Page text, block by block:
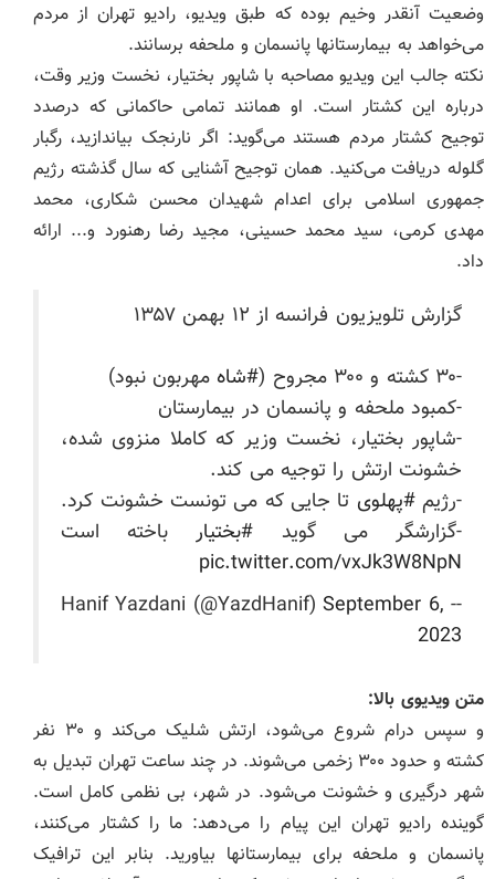
وضعیت آنقدر وخیم بوده که طبق ویدیو، رادیو تهران از مردم
می‌خواهد به بیمارستانها پانسمان و ملحفه برسانند.
نکته جالب این ویدیو مصاحبه با شاپور بختیار، نخست وزیر وقت،
درباره این کشتار است. او همانند تمامی حاکمانی که درصدد
توجیح کشتار مردم هستند می‌گوید: اگر نارنجک بیاندازید، رگبار
گلوله دریافت می‌کنید. همان توجیح آشنایی که سال گذشته رژیم
جمهوری اسلامی برای اعدام شهیدان محسن شکاری، محمد
مهدی کرمی، سید محمد حسینی، مجید رضا رهنورد و... ارائه
داد.
گزارش تلویزیون فرانسه از ۱۲ بهمن ۱۳۵۷
-۳۰ کشته و ۳۰۰ مجروح ( #شاه مهربون نبود)
-کمبود ملحفه و پانسمان در بیمارستان‌
-شاپور بختیار، نخست وزیر که کاملا منزوی شده،
خشونت ارتش را توجیه می کند.
-رژیم#پهلوی تا جایی که می تونست خشونت کرد.
-گزارشگر می گوید #بختیار باخته است
pic.twitter.com/vxJk3W8NpN
-- Hanif Yazdani (@YazdHanif)
September 6,
2023
متن ویدیوی بالا:
و سپس درام شروع می‌شود، ارتش شلیک می‌کند و ۳۰ نفر
کشته و حدود ۳۰۰ زخمی می‌شوند. در چند ساعت تهران تبدیل به
شهر درگیری و خشونت می‌شود. در شهر، بی نظمی کامل است.
گوینده رادیو تهران این پیام را می‌دهد: ما را کشتار می‌کنند،
پانسمان و ملحفه برای بیمارستانها بیاورید. بنابر این ترافیک